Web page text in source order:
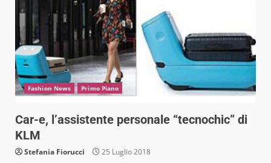
Fashion News Primo Piano
Car-e, l’assistente personale “tecnochic” di
KLM
Stefania Fiorucci 25 Luglio 2018